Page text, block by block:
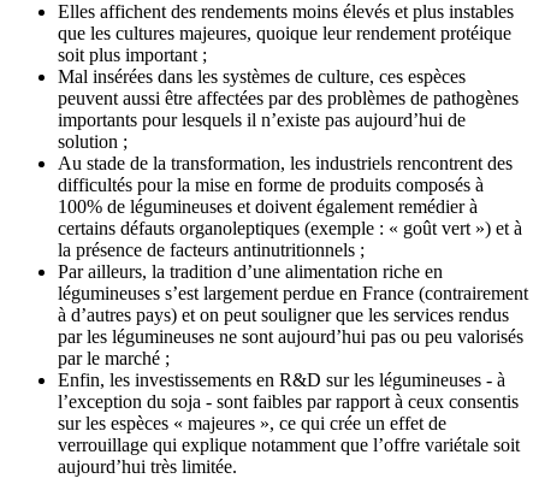
Elles affichent des rendements moins élevés et plus instables
que les cultures majeures, quoique leur rendement protéique
soit plus important ;
Mal insérées dans les systèmes de culture, ces espèces
peuvent aussi être affectées par des problèmes de pathogènes
importants pour lesquels il n’existe pas aujourd’hui de
solution ;
Au stade de la transformation, les industriels rencontrent des
difficultés pour la mise en forme de produits composés à
100% de légumineuses et doivent également remédier à
certains défauts organoleptiques (exemple : « goût vert ») et à
la présence de facteurs antinutritionnels ;
Par ailleurs, la tradition d’une alimentation riche en
légumineuses s’est largement perdue en France (contrairement
à d’autres pays) et on peut souligner que les services rendus
par les légumineuses ne sont aujourd’hui pas ou peu valorisés
par le marché ;
Enfin, les investissements en R&D sur les légumineuses - à
l’exception du soja - sont faibles par rapport à ceux consentis
sur les espèces « majeures », ce qui crée un effet de
verrouillage qui explique notamment que l’offre variétale soit
aujourd’hui très limitée.